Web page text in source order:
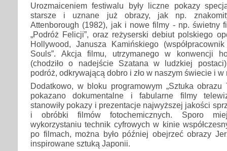
Urozmaiceniem festiwalu były liczne pokazy
starsze i uznane już obrazy, jak np.
Attenborough (1982), jak i nowe filmy - np. świetny
„Podróż Felicji”, oraz reżyserski debiut polskiego
Hollywood, Janusza Kamińskiego
Souls”. Akcja filmu, utrzymanego w konwencji
(chodziło o nadejście Szatana w ludzkiej
podróż, odkrywającą dobro i zło w naszym świecie i w
Dodatkowo, w bloku programowym „Sztuka
pokazano dokumentalne i fabularne filmy
stanowiły pokazy i prezentacje najwyższej jakości
i obróbki filmów fotochemicznych. Sporo
wykorzystaniu technik cyfrowych w kinie
po filmach, można było później obejrzeć obrazy
inspirowane sztuką Japonii.